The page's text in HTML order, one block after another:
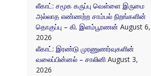
லீகாட்: சமூக கருப்பு வெள்ளை இருமை
அல்லாத எண்ணற்ற சாம்பல் நிறங்களின்
தொகுப்பு – கி. இளம்பூரணன் August 6,
2026
லீகாட்: இரண்டு முரணுணர்வுகளின்
வலைப்பின்னல் – சாலினி August 3,
2026